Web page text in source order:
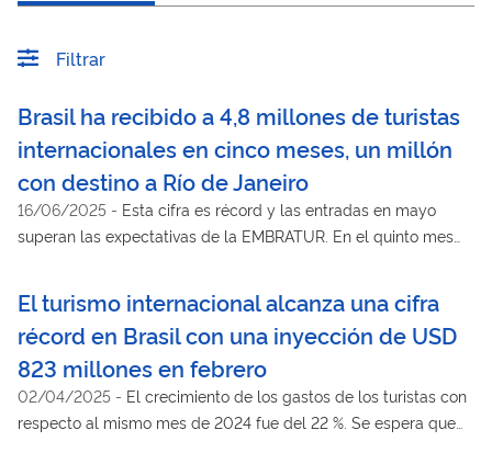
Filtrar
Brasil ha recibido a 4,8 millones de turistas
internacionales en cinco meses, un millón
con destino a Río de Janeiro
16/06/2025 - Esta cifra es récord y las entradas en mayo
superan las expectativas de la EMBRATUR. En el quinto mes
El turismo internacional alcanza una cifra
récord en Brasil con una inyección de USD
823 millones en febrero
02/04/2025 - El crecimiento de los gastos de los turistas con
respecto al mismo mes de 2024 fue del 22 %. Se espera que